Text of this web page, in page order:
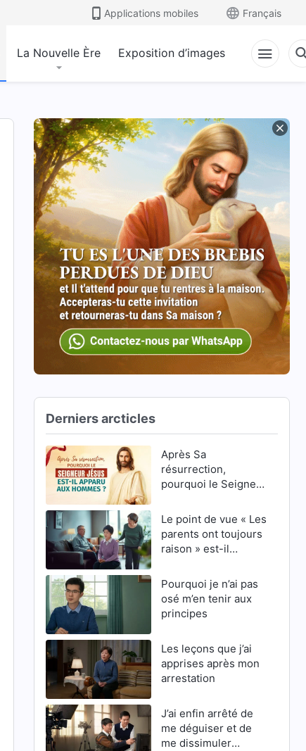
Applications mobiles Français
La Nouvelle Ère Exposition d’images
Derniers arcticles
Après Sa
résurrection,
pourquoi le Seigneur
aux hommes ?
Le point de vue « Les
parents ont toujours
raison » est-il
Pourquoi je n’ai pas
osé m’en tenir aux
principes
Les leçons que j’ai
apprises après mon
arrestation
J’ai enfin arrêté de
me déguiser et de
me dissimuler